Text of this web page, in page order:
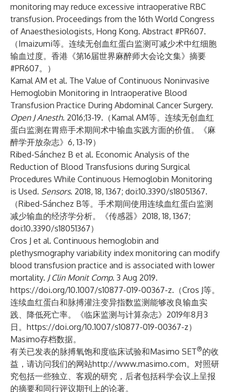
monitoring may reduce excessive intraoperative RBC
transfusion. Proceedings from the 16th World Congress
of Anaesthesiologists, Hong Kong. Abstract #PR607.
（Imaizumi等。连续无创血红蛋白监测可减少术中红细胞
输血过度。香港《第16届世界麻醉师大会论文集》摘要
#PR607。）
Kamal AM et al. The Value of Continuous Noninvasive
Hemoglobin Monitoring in Intraoperative Blood
Transfusion Practice During Abdominal Cancer Surgery.
Open J Anesth. 2016;13-19.（Kamal AM等。连续无创血红
蛋白监测在胃癌手术期间术中输血实践方面的价值。《麻
醉学开放杂志》6, 13-19）
Ribed-Sánchez B et al. Economic Analysis of the
Reduction of Blood Transfusions during Surgical
Procedures While Continuous Hemoglobin Monitoring
is Used. Sensors. 2018, 18, 1367; doi:10.3390/s18051367.
（Ribed-Sánchez B等。手术期间使用连续血红蛋白监测
减少输血的经济学分析。《传感器》2018, 18, 1367;
doi:10.3390/s18051367）
Cros J et al. Continuous hemoglobin and
plethysmography variability index monitoring can modify
blood transfusion practice and is associated with lower
mortality. J Clin Monit Comp. 3 Aug 2019.
https://doi.org/10.1007/s10877-019-00367-z.（Cros J等。
连续血红蛋白和脉搏灌注变异指数监测能够改良输血实
践、降低死亡率。《临床监测与计算杂志》2019年8月3
日。 https://doi.org/10.1007/s10877-019-00367-z）
Masimo存档数据。
有关已发表的脉搏氧饱和度临床试验和Masimo SET®的收
益，请访问我们的网站http://www.masimo.com。对照研
究包括一些独立、客观的研究，后者包括科学会议上呈报
的摘要和同行评议期刊上的论著。